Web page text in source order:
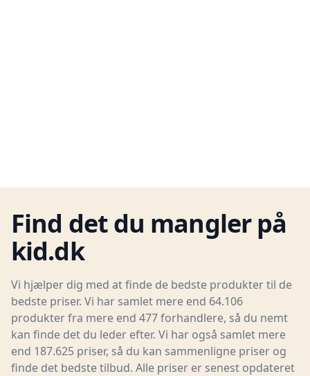
Find det du mangler på
kid.dk
Vi hjælper dig med at finde de bedste produkter til de
bedste priser. Vi har samlet mere end 64.106
produkter fra mere end 477 forhandlere, så du nemt
kan finde det du leder efter. Vi har også samlet mere
end 187.625 priser, så du kan sammenligne priser og
finde det bedste tilbud. Alle priser er senest opdateret